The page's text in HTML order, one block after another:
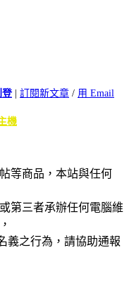
登| 訂閱新文章 / 用 Email
機
等商品，本站與任何
第三者承辦任何電腦維
義之行為，請協助通報